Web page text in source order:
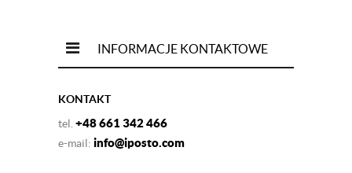
INFORMACJE KONTAKTOWE
KONTAKT
tel. +48 661 342 466
e-mail: info@iposto.com